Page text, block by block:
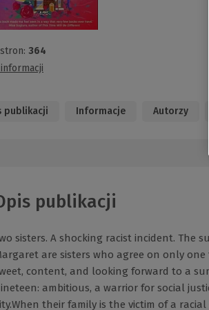
364
publikacji Informacje Autorzy
publikacji
sisters. A shocking racist incident. The
are sisters who agree on only
content, and looking forward to a
ambitious, a warrior for social
their family is the victim of a